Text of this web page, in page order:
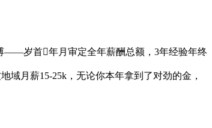
——岁首年月审定全年薪酬总额，3年经验年终
域月薪15-25k，无论你本年拿到了对劲的金，